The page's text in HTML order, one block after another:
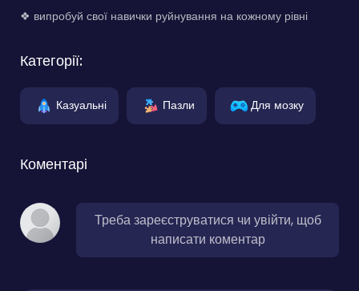
❖ випробуй свої навички руйнування на кожному рівні
Категорії:
Казуальні Пазли Для мозку
Коментарі
Треба зареєструватися чи увійти, щоб
написати коментар